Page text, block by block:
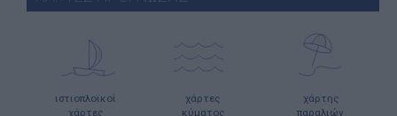
ιστιοπλοϊκοί
χάρτες
χάρτες
κύματος
χάρτης
παραλιών